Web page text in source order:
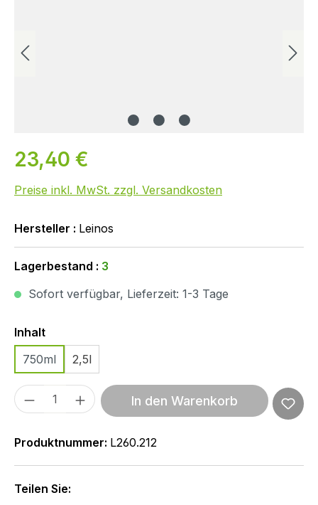
23,40 €
Preise inkl. MwSt. zzgl. Versandkosten
Hersteller : Leinos
Lagerbestand : 3
Sofort verfügbar, Lieferzeit: 1-3 Tage
InhaltAuswählen
750ml
2,5l
Produkt Anzahl: Gib den gewünschten
In den Warenkorb
Produktnummer: L260.212
Teilen Sie: